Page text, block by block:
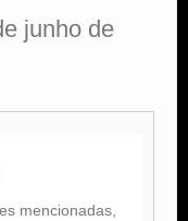
junho de
mencionadas,